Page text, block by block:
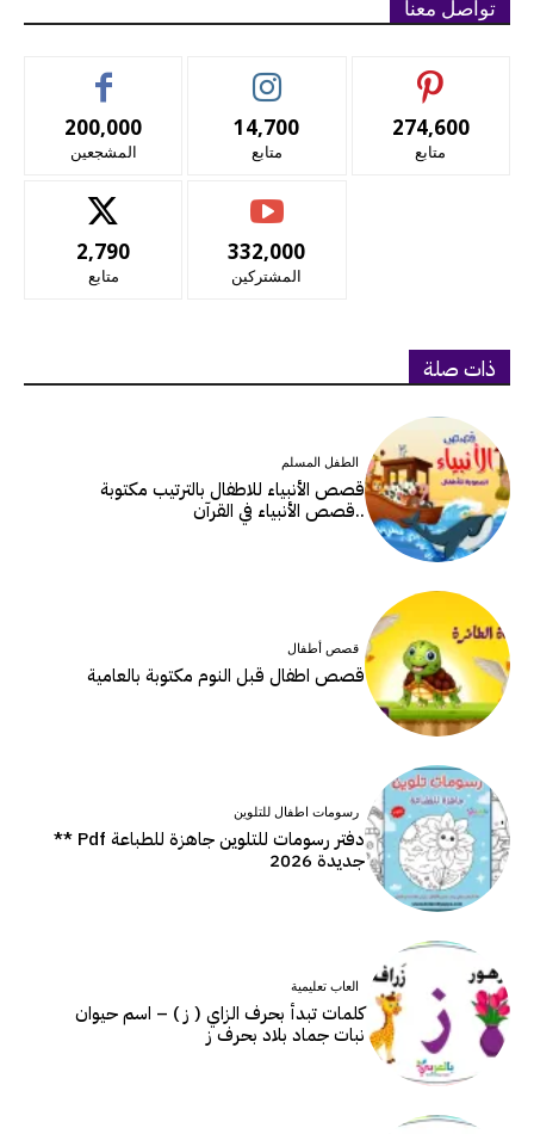
تواصل معنا
200,000
المشجعين
14,700
متابع
274,600
متابع
2,790
متابع
332,000
المشتركين
ذات صلة
الطفل المسلم
قصص الأنبياء للاطفال بالترتيب مكتوبة
..قصص الأنبياء في القرآن
قصص أطفال
قصص اطفال قبل النوم مكتوبة بالعامية
رسومات اطفال للتلوين
دفتر رسومات للتلوين جاهزة للطباعة Pdf **
جديدة 2026
العاب تعليمية
كلمات تبدأ بحرف الزاي ( ز ) – اسم حيوان
نبات جماد بلاد بحرف ز